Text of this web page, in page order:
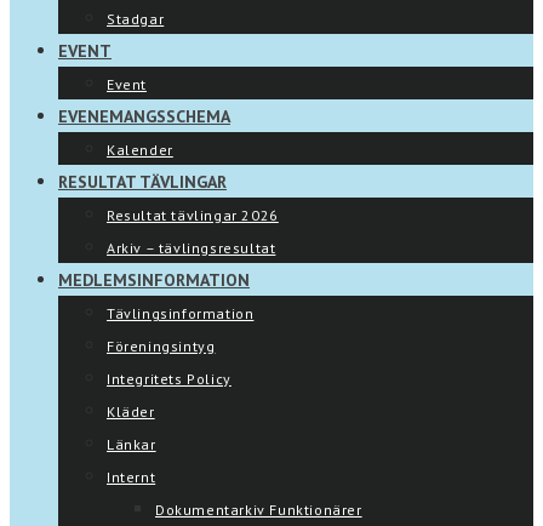
Stadgar
EVENT
Event
EVENEMANGSSCHEMA
Kalender
RESULTAT TÄVLINGAR
Resultat tävlingar 2026
Arkiv – tävlingsresultat
MEDLEMSINFORMATION
Tävlingsinformation
Föreningsintyg
Integritets Policy
Kläder
Länkar
Internt
Dokumentarkiv Funktionärer